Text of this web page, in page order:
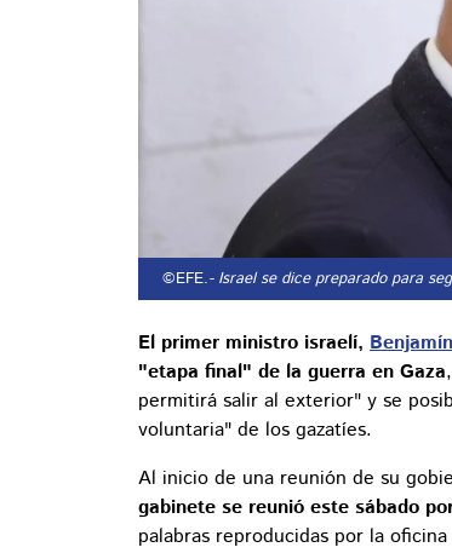
©EFE.- Israel se dice preparado para
El primer ministro israelí,
"etapa final" de la guerra en Gaza
permitirá salir al exterior" y se
voluntaria" de los gazatíes.
Al inicio de una reunión de su
gabinete se reunió este sábado
palabras reproducidas por la